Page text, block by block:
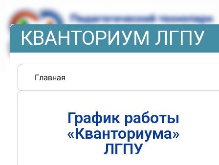
КВАНТОРИУМ ЛГПУ
Главная
График работы
«Кванториума»
ЛГПУ